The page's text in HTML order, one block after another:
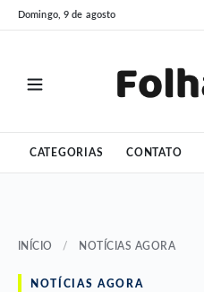
Pular
para
Pular
para
Domingo, 9 de agosto
CATEGORIAS CONTATO
INÍCIO / NOTÍCIAS AGORA
NOTÍCIAS AGORA